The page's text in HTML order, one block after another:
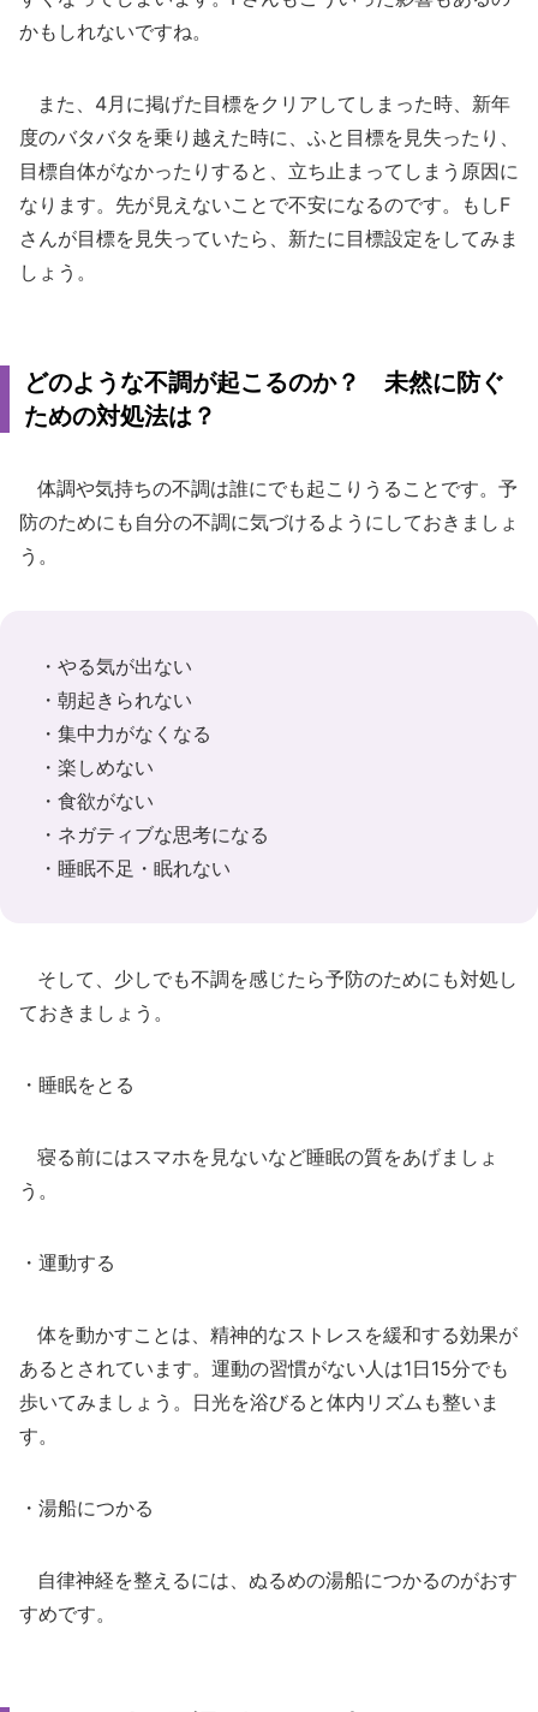
かもしれないですね。
また、4月に掲げた目標をクリアしてしまった時、新年
度のバタバタを乗り越えた時に、ふと目標を見失ったり、
目標自体がなかったりすると、立ち止まってしまう原因に
なります。先が見えないことで不安になるのです。もしF
さんが目標を見失っていたら、新たに目標設定をしてみま
しょう。
どのような不調が起こるのか？ 未然に防ぐ
ための対処法は？
体調や気持ちの不調は誰にでも起こりうることです。予
防のためにも自分の不調に気づけるようにしておきましょ
う。
・やる気が出ない
・朝起きられない
・集中力がなくなる
・楽しめない
・食欲がない
・ネガティブな思考になる
・睡眠不足・眠れない
そして、少しでも不調を感じたら予防のためにも対処し
ておきましょう。
・睡眠をとる
寝る前にはスマホを見ないなど睡眠の質をあげましょ
う。
・運動する
体を動かすことは、精神的なストレスを緩和する効果が
あるとされています。運動の習慣がない人は1日15分でも
歩いてみましょう。日光を浴びると体内リズムも整いま
す。
・湯船につかる
自律神経を整えるには、ぬるめの湯船につかるのがおす
すめです。